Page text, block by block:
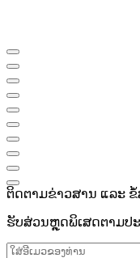
ຕິດຕາມຂ່າວສານ ແລະ
ຮັບສ່ວນຫຼຸດພິເສດຕາມປ